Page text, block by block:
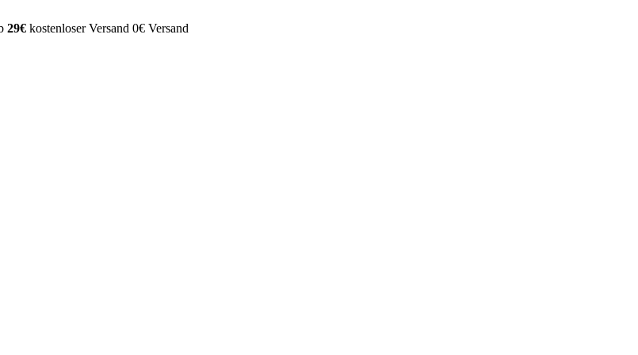
29€ kostenloser Versand 0€ Versand